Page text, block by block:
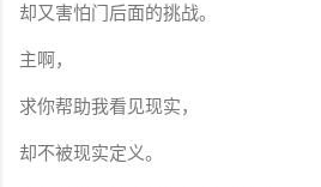
却又害怕门后面的挑战。
主啊，
求你帮助我看见现实，
却不被现实定义。